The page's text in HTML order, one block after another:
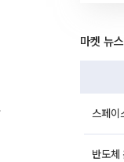
마켓 뉴스